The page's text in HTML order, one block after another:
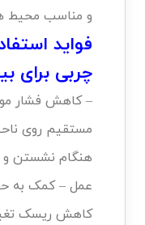
و مناسب محیط
فواید
چربی برای
– کاهش فشار
مستقیم روی
هنگام نشستن و
عمل – کمک به
کاهش ریسک